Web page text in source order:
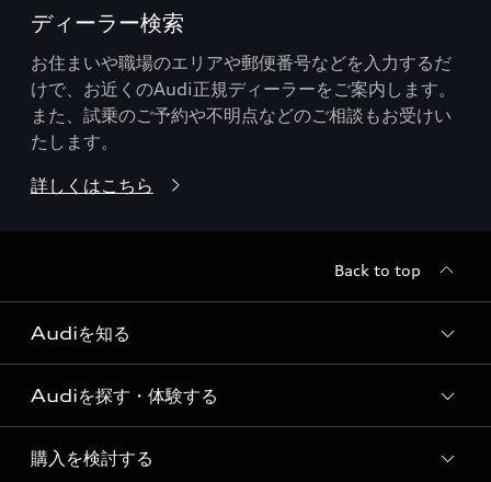
ディーラー検索
お住まいや職場のエリアや郵便番号などを入力するだ
けで、お近くのAudi正規ディーラーをご案内します。
また、試乗のご予約や不明点などのご相談もお受けい
たします。
詳しくはこちら
Back to top
Audiを知る
Audi ブランド
Story of Progress
Audiを探す・体験する
ディーラー検索
購入を検討する